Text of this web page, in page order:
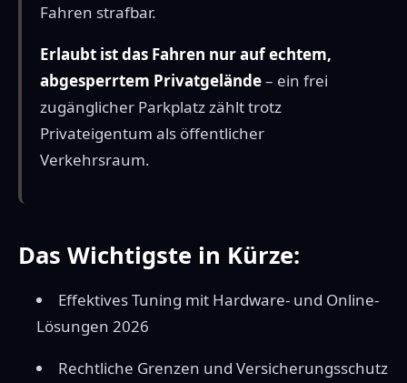
Fahren strafbar.
Erlaubt ist das Fahren nur auf echtem,
abgesperrtem Privatgelände– ein frei
zugänglicher Parkplatz zählt trotz
Privateigentum als öffentlicher
Verkehrsraum.
Das Wichtigste in Kürze:
Effektives Tuning mit Hardware- und Online-
Lösungen 2026
Rechtliche Grenzen und Versicherungsschutz